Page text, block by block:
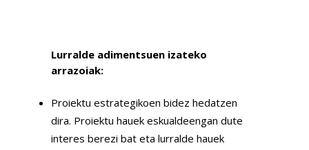
Lurralde adimentsuen izateko
arrazoiak:
Proiektu estrategikoen bidez hedatzen
dira. Proiektu hauek eskualdeengan dute
interes berezi bat eta lurralde hauek